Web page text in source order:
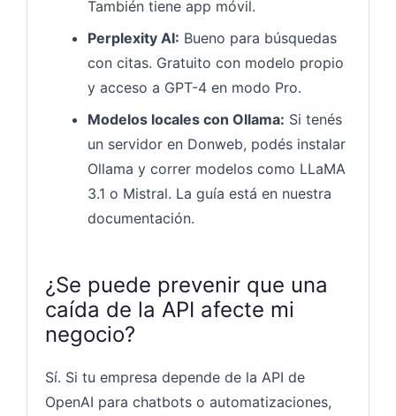
También tiene app móvil.
Perplexity AI: Bueno para búsquedas
con citas. Gratuito con modelo propio
y acceso a GPT-4 en modo Pro.
Modelos locales con Ollama: Si tenés
un servidor en Donweb, podés instalar
Ollama y correr modelos como LLaMA
3.1 o Mistral. La guía está en nuestra
documentación.
¿Se puede prevenir que una
caída de la API afecte mi
negocio?
Sí. Si tu empresa depende de la API de
OpenAI para chatbots o automatizaciones,